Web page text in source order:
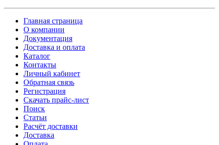
Главная страница
О компании
Документация
Доставка и оплата
Каталог
Контакты
Личный кабинет
Обратная связь
Регистрация
Скачать прайс-лист
Поиск
Статьи
Расчёт доставки
Доставка